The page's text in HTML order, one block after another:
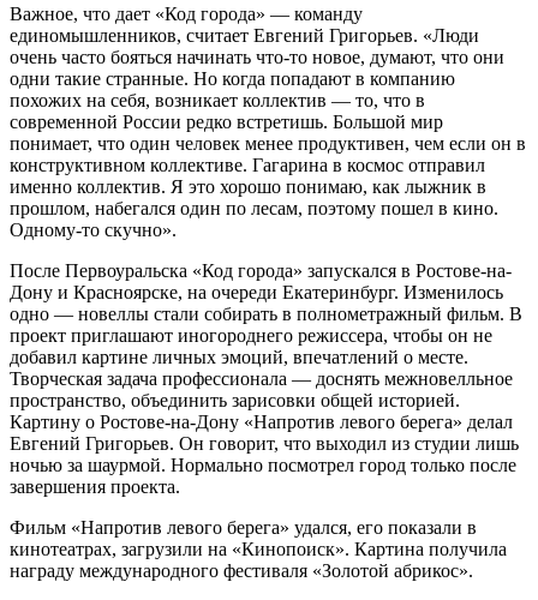
Важное, что дает «Код города» — команду
единомышленников, считает Евгений Григорьев. «Люди
очень часто бояться начинать что-то новое, думают, что они
одни такие странные. Но когда попадают в компанию
похожих на себя, возникает коллектив — то, что в
современной России редко встретишь. Большой мир
понимает, что один человек менее продуктивен, чем если он в
конструктивном коллективе. Гагарина в космос отправил
именно коллектив. Я это хорошо понимаю, как лыжник в
прошлом, набегался один по лесам, поэтому пошел в кино.
Одному-то скучно».
После Первоуральска «Код города» запускался в Ростове-на-
Дону и Красноярске, на очереди Екатеринбург. Изменилось
одно — новеллы стали собирать в полнометражный фильм. В
проект приглашают иногороднего режиссера, чтобы он не
добавил картине личных эмоций, впечатлений о месте.
Творческая задача профессионала — доснять межновелльное
пространство, объединить зарисовки общей историей.
Картину о Ростове-на-Дону «Напротив левого берега» делал
Евгений Григорьев. Он говорит, что выходил из студии лишь
ночью за шаурмой. Нормально посмотрел город только после
завершения проекта.
Фильм «Напротив левого берега» удался, его показали в
кинотеатрах, загрузили на «Кинопоиск». Картина получила
награду международного фестиваля «Золотой абрикос».